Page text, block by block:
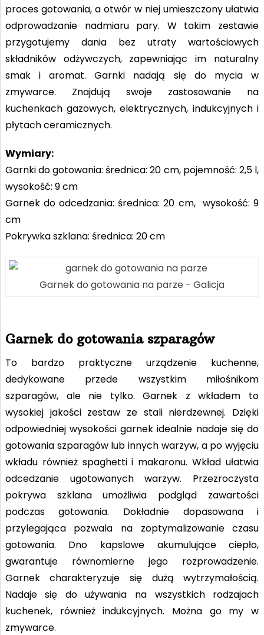
proces gotowania, a otwór w niej umieszczony ułatwia
odprowadzanie nadmiaru pary. W takim zestawie
przygotujemy dania bez utraty wartościowych
składników odżywczych, zapewniając im naturalny
smak i aromat. Garnki nadają się do mycia w
zmywarce. Znajdują swoje zastosowanie na
kuchenkach gazowych, elektrycznych, indukcyjnych i
płytach ceramicznych.
Wymiary:
Garnki do gotowania: średnica: 20 cm, pojemność: 2,5 l,
wysokość: 9 cm
Garnek do odcedzania: średnica: 20 cm, wysokość: 9
cm
Pokrywka szklana: średnica: 20 cm
Garnek do gotowania na parze - Galicja
Garnek do gotowania szparagów
To bardzo praktyczne urządzenie kuchenne,
dedykowane przede wszystkim miłośnikom
szparagów, ale nie tylko. Garnek z wkładem to
wysokiej jakości zestaw ze stali nierdzewnej. Dzięki
odpowiedniej wysokości garnek idealnie nadaje się do
gotowania szparagów lub innych warzyw, a po wyjęciu
wkładu również spaghetti i makaronu. Wkład ułatwia
odcedzanie ugotowanych warzyw. Przezroczysta
pokrywa szklana umożliwia podgląd zawartości
podczas gotowania. Dokładnie dopasowana i
przylegająca pozwala na zoptymalizowanie czasu
gotowania. Dno kapslowe akumulujące ciepło,
gwarantuje równomierne jego rozprowadzenie.
Garnek charakteryzuje się dużą wytrzymałością.
Nadaje się do używania na wszystkich rodzajach
kuchenek, również indukcyjnych. Można go my w
zmywarce.